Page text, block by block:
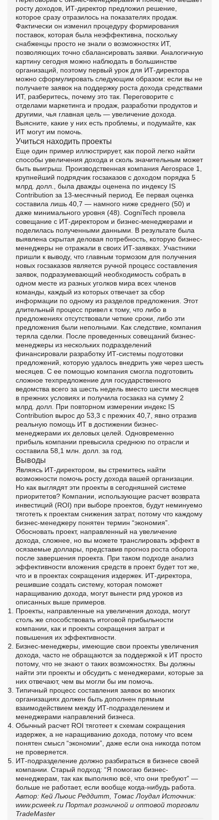
росту доходов, ИТ-директор предложил решение,
которое сразу отразилось на показателях продаж.
Фактически он изменил процедуру формирования
поставок, которая была неэффективна, поскольку
снабженцы просто не знали о возможностях ИТ,
позволяющих точно сбалансировать заявки. Аналогичную
картину сегодня можно наблюдать в большинстве
организаций, поэтому первый урок для ИТ-директора
можно сформулировать следующим образом: если вы не
получаете заявок на поддержку роста дохода средствами
ИТ, разберитесь, почему это так. Переговорите с
отделами маркетинга и продаж, разработки продуктов и
другими, чья главная цель — увеличение дохода.
Выясните, какие у них есть проблемы, и подумайте, как
ИТ могут им помочь.
Учиться находить проекты
Еще один пример иллюстрирует, как порой легко найти
способы увеличения дохода и сколь значительным может
быть выигрыш. Производственная компания Aerospace 1,
крупнейший подрядчик госзаказов с доходом порядка 5
млрд. долл., была дважды оценена по индексу IS
Contribution за 13-месячный период. Ее первая оценка
составила лишь 40,7 — намного ниже среднего (50) и
даже минимального уровня (48). CogniTech провела
совещание с ИТ-директором и бизнес-менеджерами и
поделилась полученными данными. В результате была
выявлена скрытая деловая потребность, которую бизнес-
менеджеры не отражали в своих ИТ-заявках. Участники
пришли к выводу, что главным тормозом для получения
новых госзаказов является ручной процесс составления
заявок, подразумевающий необходимость собрать в
одном месте из разных уголков мира всех членов
команды, каждый из которых отвечает за сбор
информации по одному из разделов предложения. Этот
длительный процесс привел к тому, что либо в
предложениях отсутствовали четкие сроки, либо эти
предложения были неполными. Как следствие, компания
теряла сделки. После проведенных совещаний бизнес-
менеджеры из нескольких подразделений
финансировали разработку ИТ-системы подготовки
предложений, которую удалось внедрить уже через шесть
месяцев. С ее помощью компания смогла подготовить
сложное техпредложение для государственного
ведомства всего за шесть недель вместо шести месяцев
в прежних условиях и получила госзаказ на сумму 2
млрд. долл. При повторном измерении индекс IS
Contribution вырос до 53,3 с прежних 40,7, явно отразив
реальную помощь ИТ в достижении бизнес-
менеджерами их деловых целей. Одновременно
прибыль компании превысила среднюю по отрасли и
составила 58,1 млн. долл. за год.
Выводы
Являясь ИТ-директором, вы стремитесь найти
возможности помочь росту дохода вашей организации.
Но как выглядят эти проекты в сегодняшней системе
приоритетов? Компании, использующие расчет возврата
инвестиций (ROI) при выборе проектов, будут неминуемо
тяготеть к проектам снижения затрат, потому что каждому
бизнес-менеджеру понятен термин “экономия”.
Обосновать проект, направленный на увеличение
дохода, сложнее, но вы можете транслировать эффект в
осязаемые доллары, представив прогноз роста оборота
после завершения проекта. При таком подходе анализ
эффективности вложения средств в проект будет тот же,
что и в проектах сокращения издержек. ИТ-директора,
решившие создать систему, которая поможет
наращиванию дохода, могут вынести ряд уроков из
описанных выше примеров.
Проекты, направленные на увеличения дохода, могут
столь же способствовать итоговой прибыльности
компании, как и проекты сокращения затрат и
повышения их эффективности.
Бизнес-менеджеры, имеющие свои проекты увеличения
дохода, часто не обращаются за поддержкой к ИТ просто
потому, что не знают о таких возможностях. Вы должны
найти эти проекты и обсудить с менеджерами, которые за
них отвечают, чем вы могли бы им помочь.
Типичный процесс составления заявок во многих
организациях должен быть дополнен прямым
взаимодействием между ИТ-подразделением и
менеджерами направлений бизнеса.
Обычный расчет ROI тяготеет к схемам сокращения
издержек, а не наращиванию дохода, потому что всем
понятен смысл “экономии”, даже если она никогда потом
не проверяется.
ИТ-подразделение должно разбираться в бизнесе своей
компании. Старый подход: “Я помогаю бизнес-
менеджерам, так как выполняю всё, что они требуют” —
больше не работает, если вообще когда-нибудь работа.
Автор: Кей Льюис Реддитт, Томас Лоудал Источник:
www.pcweek.ru Портал розничной и оптовой торговли
TradeMaster